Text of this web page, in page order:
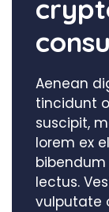
Aenean
tincidunt
suscipit,
lorem ex
lectus.
vulputate